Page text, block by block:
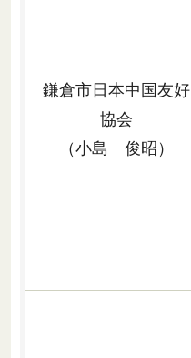
鎌倉市日本中国友好
協会
（小島 俊昭）